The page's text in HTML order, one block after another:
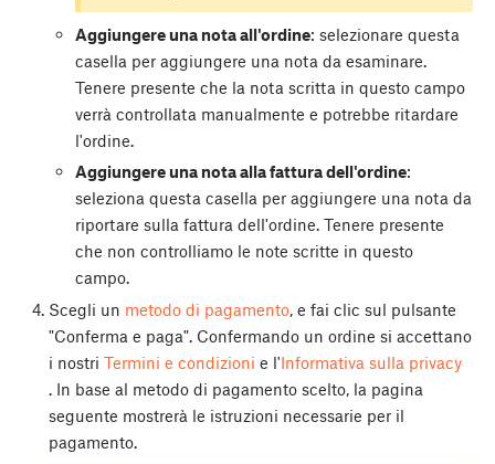
Aggiungere una nota all'ordine: selezionare questa
casella per aggiungere una nota da esaminare.
Tenere presente che la nota scritta in questo campo
verrà controllata manualmente e potrebbe ritardare
l'ordine.
Aggiungere una nota alla fattura dell'ordine:
seleziona questa casella per aggiungere una nota da
riportare sulla fattura dell'ordine. Tenere presente
che non controlliamo le note scritte in questo
campo.
Scegli un metodo di pagamento, e fai clic sul pulsante
"Conferma e paga". Confermando un ordine si accettano
i nostri Termini e condizioni e l'Informativa sulla privacy
. In base al metodo di pagamento scelto, la pagina
seguente mostrerà le istruzioni necessarie per il
pagamento.